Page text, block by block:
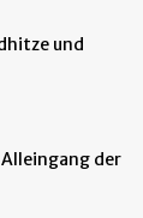
und
der